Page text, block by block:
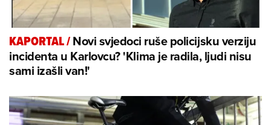
KAPORTAL/Novi svjedoci ruše policijsku verziju
incidenta u Karlovcu? 'Klima je radila, ljudi nisu
sami izašli van!'